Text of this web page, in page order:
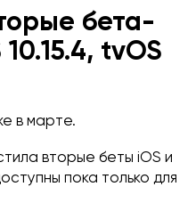
бета-
tvOS
в марте.
вторые беты iOS и
пока только для